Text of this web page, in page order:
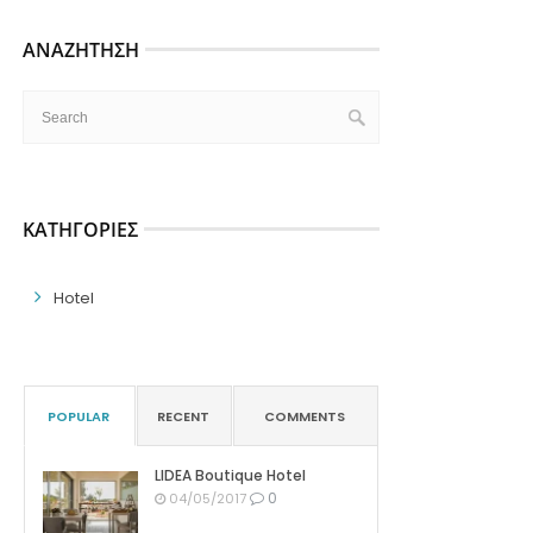
ΑΝΑΖΉΤΗΣΗ
ΚΑΤΗΓΟΡΊΕΣ
Hotel
POPULAR RECENT COMMENTS
LIDEA Boutique Hotel
04/05/2017 0